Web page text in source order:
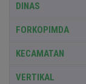
DINAS
FORKOPIMDA
KECAMATAN
VERTIKAL